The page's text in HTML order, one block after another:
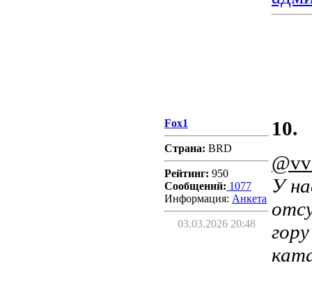
Fox1
Страна: BRD
Рейтинг: 950
Сообщений: 1077
Информация: Aнкета
03.03.2026 20:48
10.
У